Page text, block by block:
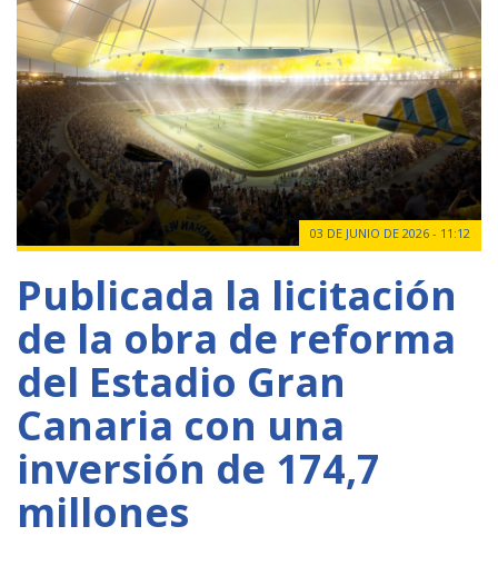
03 DE JUNIO DE 2026 - 11:12
Publicada la licitación
de la obra de reforma
del Estadio Gran
Canaria con una
inversión de 174,7
millones